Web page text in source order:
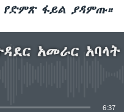
የድምጽ ፋይል ያዳምጡ።
source currently available
6:37